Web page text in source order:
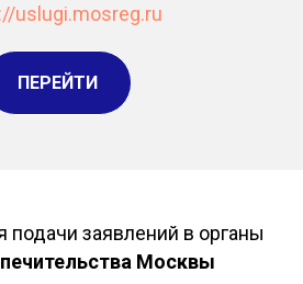
uslugi.mosreg.ru
ПЕРЕЙТИ
заявлений в органы
Москвы